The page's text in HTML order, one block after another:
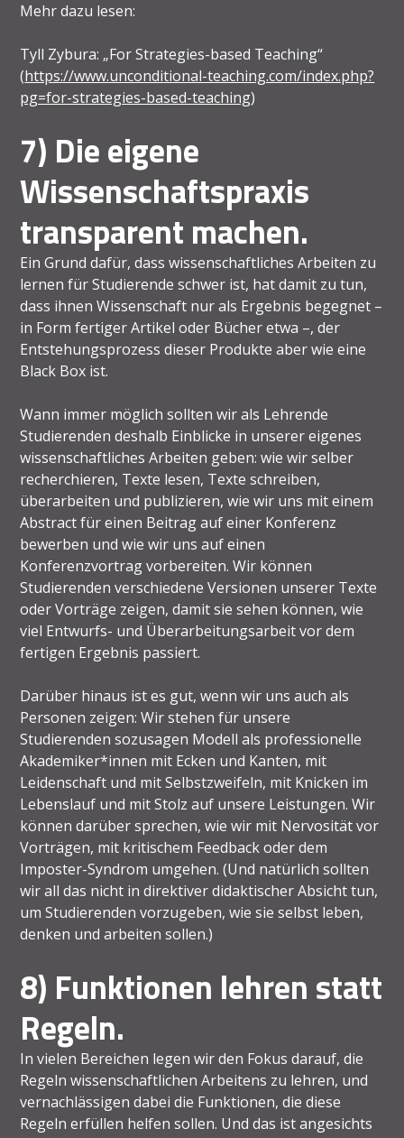
Mehr dazu lesen:
Tyll Zybura: „For Strategies-based Teaching“
(https://www.unconditional-teaching.com/index.php?
pg=for-strategies-based-teaching)
7) Die eigene
Wissenschaftspraxis
transparent machen.
Ein Grund dafür, dass wissenschaftliches Arbeiten zu
lernen für Studierende schwer ist, hat damit zu tun,
dass ihnen Wissenschaft nur als Ergebnis begegnet –
in Form fertiger Artikel oder Bücher etwa –‍, der
Entstehungsprozess dieser Produkte aber wie eine
Black Box ist.
Wann immer möglich sollten wir als Lehrende
Studierenden deshalb Einblicke in unserer eigenes
wissenschaftliches Arbeiten geben: wie wir selber
recherchieren, Texte lesen, Texte schreiben,
überarbeiten und publizieren, wie wir uns mit einem
Abstract für einen Beitrag auf einer Konferenz
bewerben und wie wir uns auf einen
Konferenzvortrag vorbereiten. Wir können
Studierenden verschiedene Versionen unserer Texte
oder Vorträge zeigen, damit sie sehen können, wie
viel Entwurfs- und Überarbeitungsarbeit vor dem
fertigen Ergebnis passiert.
Darüber hinaus ist es gut, wenn wir uns auch als
Personen zeigen: Wir stehen für unsere
Studierenden sozusagen Modell als professionelle
Akademiker*innen mit Ecken und Kanten, mit
Leidenschaft und mit Selbstzweifeln, mit Knicken im
Lebenslauf und mit Stolz auf unsere Leistungen. Wir
können darüber sprechen, wie wir mit Nervosität vor
Vorträgen, mit kritischem Feedback oder dem
Imposter-Syndrom umgehen. (Und natürlich sollten
wir all das nicht in direktiver didaktischer Absicht tun,
um Studierenden vorzugeben, wie sie selbst leben,
denken und arbeiten sollen.)
8) Funktionen lehren statt
Regeln.
In vielen Bereichen legen wir den Fokus darauf, die
Regeln wissenschaftlichen Arbeitens zu lehren, und
vernachlässigen dabei die Funktionen, die diese
Regeln erfüllen helfen sollen. Und das ist angesichts